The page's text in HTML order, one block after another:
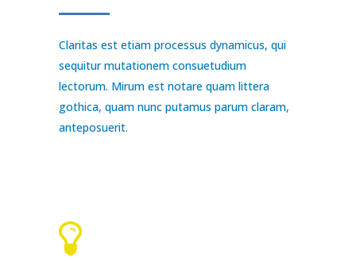
Claritas est etiam processus dynamicus, qui
sequitur mutationem consuetudium
lectorum. Mirum est notare quam littera
gothica, quam nunc putamus parum claram,
anteposuerit.